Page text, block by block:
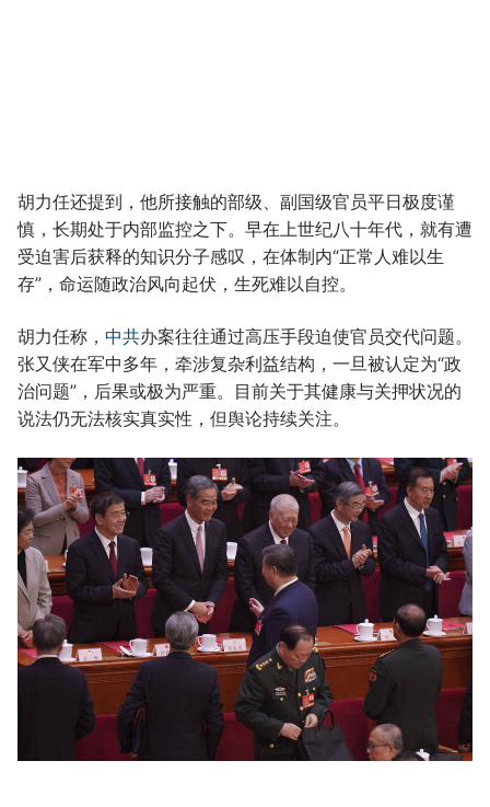
胡力任还提到，他所接触的部级、副国级官员平日极度谨
慎，长期处于内部监控之下。早在上世纪八十年代，就有遭
受迫害后获释的知识分子感叹，在体制内“正常人难以生
存”，命运随政治风向起伏，生死难以自控。
胡力任称， 中共办案往往通过高压手段迫使官员交代问题。
张又侠在军中多年，牵涉复杂利益结构，一旦被认定为“政
治问题”，后果或极为严重。目前关于其健康与关押状况的
说法仍无法核实真实性，但舆论持续关注。